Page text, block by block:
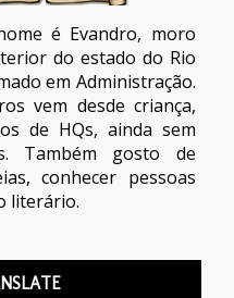
é Evandro, moro
do estado do Rio
em Administração.
vem desde criança,
de HQs, ainda sem
Também gosto de
conhecer pessoas
literário.